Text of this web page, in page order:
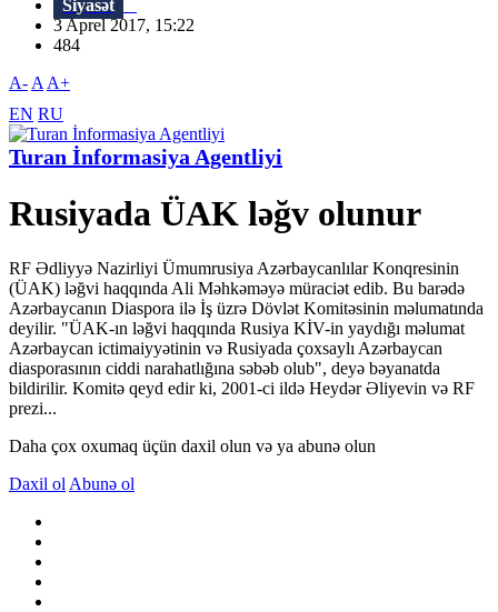
Siyasət
3 Aprel 2017, 15:22
484
A- A A+
EN RU
Turan İnformasiya Agentliyi
Rusiyada ÜAK ləğv olunur
RF Ədliyyə Nazirliyi Ümumrusiya Azərbaycanlılar Konqresinin
(ÜAK) ləğvi haqqında Ali Məhkəməyə müraciət edib. Bu barədə
Azərbaycanın Diaspora ilə İş üzrə Dövlət Komitəsinin məlumatında
deyilir. "ÜAK-ın ləğvi haqqında Rusiya KİV-in yaydığı məlumat
Azərbaycan ictimaiyyətinin və Rusiyada çoxsaylı Azərbaycan
diasporasının ciddi narahatlığına səbəb olub", deyə bəyanatda
bildirilir. Komitə qeyd edir ki, 2001-ci ildə Heydər Əliyevin və RF
prezi...
Daha çox oxumaq üçün daxil olun və ya abunə olun
Daxil ol Abunə ol